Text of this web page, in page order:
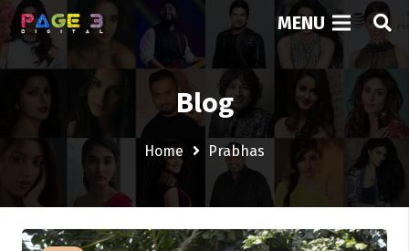
MENU
Blog
Home Prabhas